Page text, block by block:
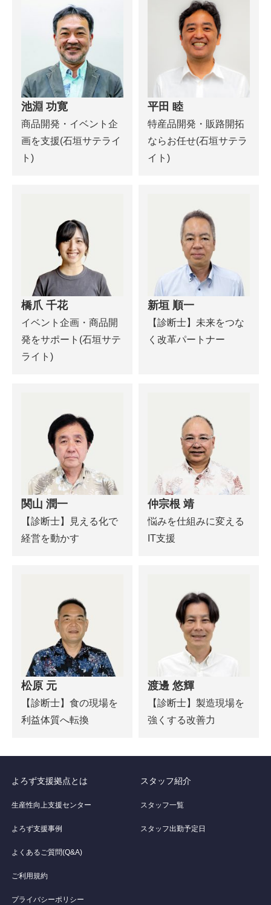
池淵 功寛
商品開発・イベント企
画を支援(石垣サテライ
ト)
平田 睦
特産品開発・販路開拓
ならお任せ(石垣サテラ
イト)
橋爪 千花
イベント企画・商品開
発をサポート(石垣サテ
ライト)
新垣 順一
【診断士】未来をつな
く改革パートナー
関山 潤一
【診断士】見える化で
経営を動かす
仲宗根 靖
悩みを仕組みに変える
IT支援
松原 元
【診断士】食の現場を
利益体質へ転換
渡邊 悠輝
【診断士】製造現場を
強くする改善力
よろず支援拠点とは
生産性向上支援センター
よろず支援事例
よくあるご質問(Q&A)
ご利用規約
プライバシーポリシー
スタッフ紹介
スタッフ一覧
スタッフ出勤予定日